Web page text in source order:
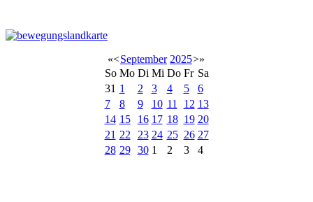
«<September 2025>»
So Mo Di Mi Do Fr Sa
31 1 2 3 4 5
6
7
8 9 10 11 12 13
14 15 16 17 18 19 20
21 22 23 24 25 26 27
28 29 30 1 2 3 4